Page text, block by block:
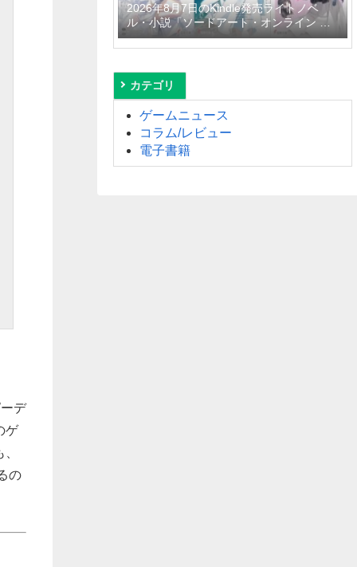
デ
ゲ
の
2026年8月7日のKindle発売ライトノベ
ル・小説「ソードアート・オンライン マ
テリアル1 シュガーリィ・デイズ」「デス
ゲームに巻き込まれた山本さん、気ままに
比1：5の世界でも普通に生きられると思
った？6 ～激重感情な彼女たちが無自覚男
子に翻弄されたら～」など
カテゴリ
ゲームニュース
コラム/レビュー
電子書籍